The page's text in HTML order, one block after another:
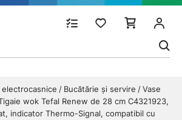
Bucătărie și servire
Vase
wok Tefal Renew de 28 cm C4321923,
indicator Thermo-Signal, compatibil cu